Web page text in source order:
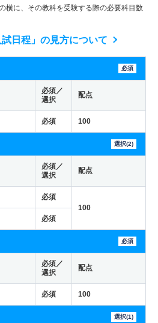
横に、その教科を受験する際の必要科目数
試日程」の見方について
必須
必須／
選択
配点
必須 100
選択(2)
必須／
選択
配点
必須
100
必須
必須
必須／
選択
配点
必須 100
選択(1)